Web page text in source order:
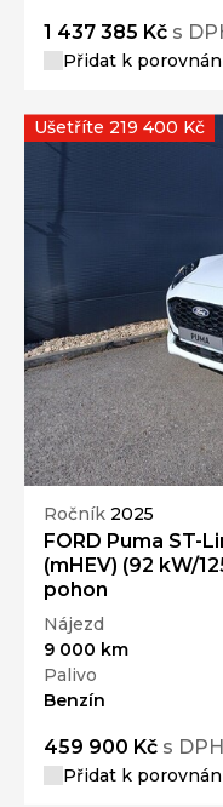
1 437 385 Kč s
Přidat k
Ročník 2025
FORD Puma ST-
(mHEV) (92 kW/
pohon
Nájezd
9 000 km
Palivo
Benzín
459 900 Kč s DPH
Přidat k
Ušetříte 219 400 Kč